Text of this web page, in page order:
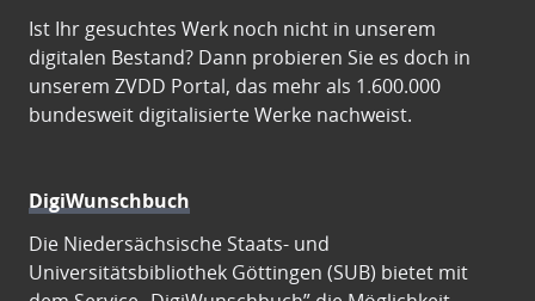
Ist Ihr gesuchtes Werk noch nicht in unserem
digitalen Bestand? Dann probieren Sie es doch in
unserem ZVDD Portal, das mehr als 1.600.000
bundesweit digitalisierte Werke nachweist.
DigiWunschbuch
Die Niedersächsische Staats- und
Universitätsbibliothek Göttingen (SUB) bietet mit